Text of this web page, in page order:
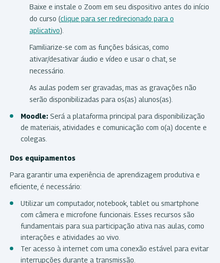
Baixe e instale o Zoom em seu dispositivo antes do início
do curso (clique para ser redirecionado para o
aplicativo).
Familiarize-se com as funções básicas, como
ativar/desativar áudio e vídeo e usar o chat, se
necessário.
As aulas podem ser gravadas, mas as gravações não
serão disponibilizadas para os(as) alunos(as).
Moodle: Será a plataforma principal para disponibilização
de materiais, atividades e comunicação com o(a) docente e
colegas.
Dos equipamentos
Para garantir uma experiência de aprendizagem produtiva e
eficiente, é necessário:
Utilizar um computador, notebook, tablet ou smartphone
com câmera e microfone funcionais. Esses recursos são
fundamentais para sua participação ativa nas aulas, como
interações e atividades ao vivo.
Ter acesso à internet com uma conexão estável para evitar
interrupções durante a transmissão.